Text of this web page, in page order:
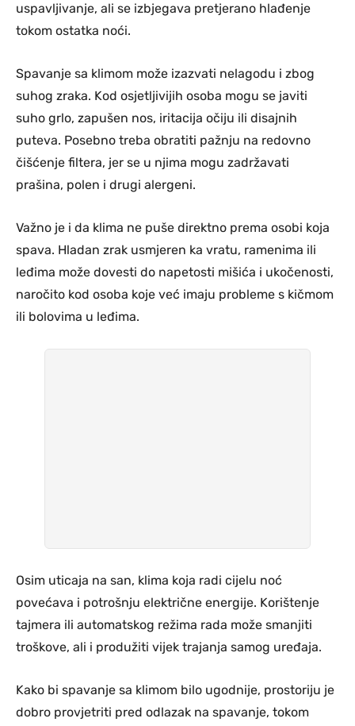
uspavljivanje, ali se izbjegava pretjerano hlađenje
tokom ostatka noći.
Spavanje sa klimom može izazvati nelagodu i zbog
suhog zraka. Kod osjetljivijih osoba mogu se javiti
suho grlo, zapušen nos, iritacija očiju ili disajnih
puteva. Posebno treba obratiti pažnju na redovno
čišćenje filtera, jer se u njima mogu zadržavati
prašina, polen i drugi alergeni.
Važno je i da klima ne puše direktno prema osobi koja
spava. Hladan zrak usmjeren ka vratu, ramenima ili
leđima može dovesti do napetosti mišića i ukočenosti,
naročito kod osoba koje već imaju probleme s kičmom
ili bolovima u leđima.
Osim uticaja na san, klima koja radi cijelu noć
povećava i potrošnju električne energije. Korištenje
tajmera ili automatskog režima rada može smanjiti
troškove, ali i produžiti vijek trajanja samog uređaja.
Kako bi spavanje sa klimom bilo ugodnije, prostoriju je
dobro provjetriti pred odlazak na spavanje, tokom